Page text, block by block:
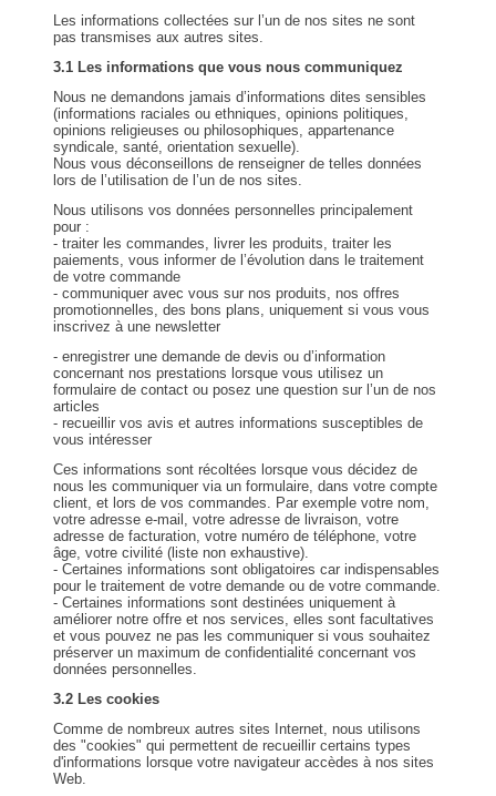
Les informations collectées sur l’un de nos sites ne sont
pas transmises aux autres sites.
3.1 Les informations que vous nous communiquez
Nous ne demandons jamais d’informations dites sensibles
(informations raciales ou ethniques, opinions politiques,
opinions religieuses ou philosophiques, appartenance
syndicale, santé, orientation sexuelle).
Nous vous déconseillons de renseigner de telles données
lors de l’utilisation de l’un de nos sites.
Nous utilisons vos données personnelles principalement
pour :
- traiter les commandes, livrer les produits, traiter les
paiements, vous informer de l’évolution dans le traitement
de votre commande
- communiquer avec vous sur nos produits, nos offres
promotionnelles, des bons plans, uniquement si vous vous
inscrivez à une newsletter
- enregistrer une demande de devis ou d’information
concernant nos prestations lorsque vous utilisez un
formulaire de contact ou posez une question sur l’un de nos
articles
- recueillir vos avis et autres informations susceptibles de
vous intéresser
Ces informations sont récoltées lorsque vous décidez de
nous les communiquer via un formulaire, dans votre compte
client, et lors de vos commandes. Par exemple votre nom,
votre adresse e-mail, votre adresse de livraison, votre
adresse de facturation, votre numéro de téléphone, votre
âge, votre civilité (liste non exhaustive).
- Certaines informations sont obligatoires car indispensables
pour le traitement de votre demande ou de votre commande.
- Certaines informations sont destinées uniquement à
améliorer notre offre et nos services, elles sont facultatives
et vous pouvez ne pas les communiquer si vous souhaitez
préserver un maximum de confidentialité concernant vos
données personnelles.
3.2 Les cookies
Comme de nombreux autres sites Internet, nous utilisons
des "cookies" qui permettent de recueillir certains types
d'informations lorsque votre navigateur accèdes à nos sites
Web.